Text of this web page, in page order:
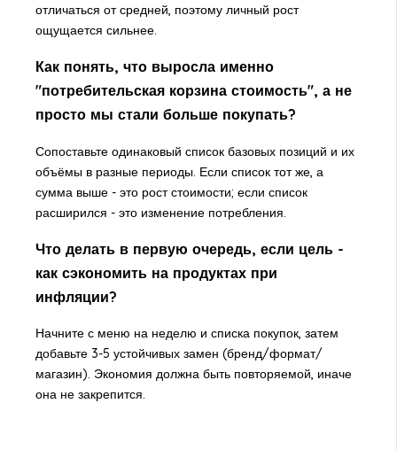
отличаться от средней, поэтому личный рост
ощущается сильнее.
Как понять, что выросла именно
"потребительская корзина стоимость", а не
просто мы стали больше покупать?
Сопоставьте одинаковый список базовых позиций и их
объёмы в разные периоды. Если список тот же, а
сумма выше - это рост стоимости; если список
расширился - это изменение потребления.
Что делать в первую очередь, если цель -
как сэкономить на продуктах при
инфляции?
Начните с меню на неделю и списка покупок, затем
добавьте 3-5 устойчивых замен (бренд/формат/
магазин). Экономия должна быть повторяемой, иначе
она не закрепится.